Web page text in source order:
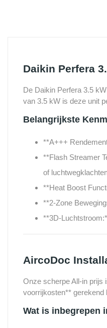
Daikin Perfera
De Daikin Perfera 3.5
van 3.5 kW is deze unit
Belangrijkste
**A+++
**Flash Streamer
of
**Heat Boost
**2-Zone
**3D-
AircoDoc
Onze scherpe All-in prijs
voorrijkosten** gerekend
Wat is inbegrepen